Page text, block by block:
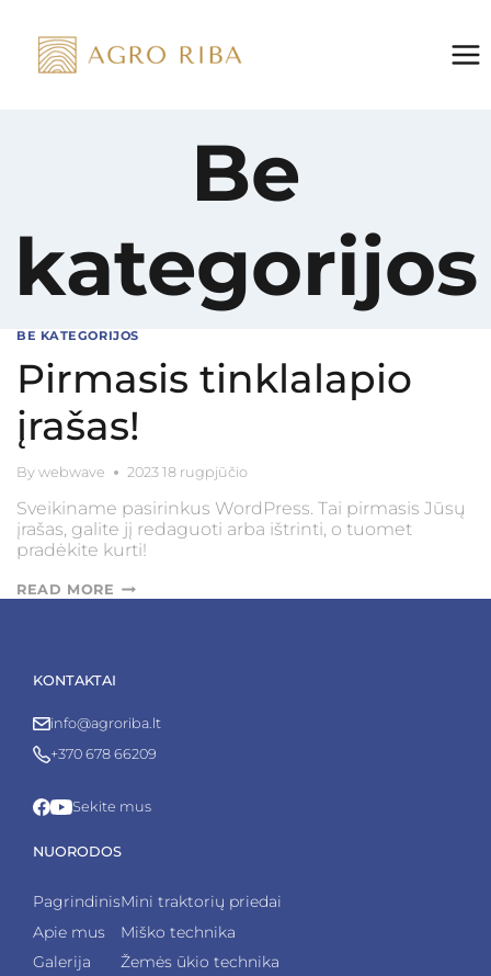
content
Be
kategorijos
BE KATEGORIJOS
Pirmasis tinklalapio
įrašas!
By webwave 2023 18 rugpjūčio
Sveikiname pasirinkus WordPress. Tai pirmasis Jūsų
įrašas, galite jį redaguoti arba ištrinti, o tuomet
pradėkite kurti!
READ MORE PIRMASIS
TINKLALAPIO
KONTAKTAI
info@agroriba.lt
+370 678 66209
Sekite mus
NUORODOS
Pagrindinis
Apie mus
Galerija
Mini traktorių priedai
Miško technika
Žemės ūkio technika